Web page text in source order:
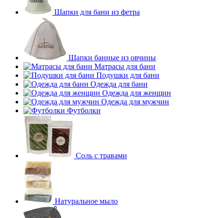
Шапки для бани из фетра
Шапки банные из овчины
Матрасы для бани
Подушки для бани
Одежда для бани
Одежда для женщин
Одежда для мужчин
Футболки
Соль с травами
Натуральное мыло